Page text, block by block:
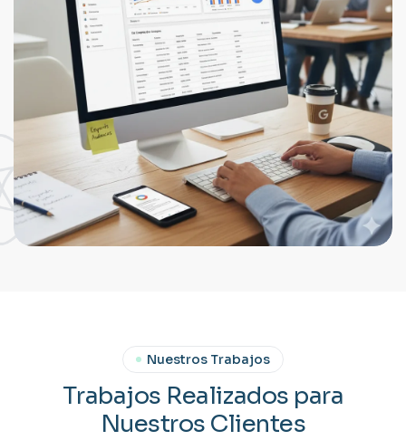
Nuestros Trabajos
Trabajos Realizados para
Nuestros Clientes